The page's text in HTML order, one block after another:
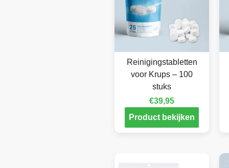
Reinigingstabletten
voor Krups – 100
stuks
€39,95
Product bekijken